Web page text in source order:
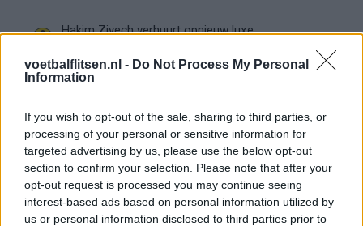
voetbalflitsen.nl - Do Not Process My Personal
Information
If you wish to opt-out of the sale, sharing to third parties, or
processing of your personal or sensitive information for
targeted advertising by us, please use the below opt-out
section to confirm your selection. Please note that after your
opt-out request is processed you may continue seeing
interest-based ads based on personal information utilized by
us or personal information disclosed to third parties prior to
Hakim Ziyech verhuurt opnieuw luxe
Resterend oefenprogramma Ajax: waar zijn de
duels te zien
Ajax groeit onder Míchel, maar transfermarkt
blijft cruciaal